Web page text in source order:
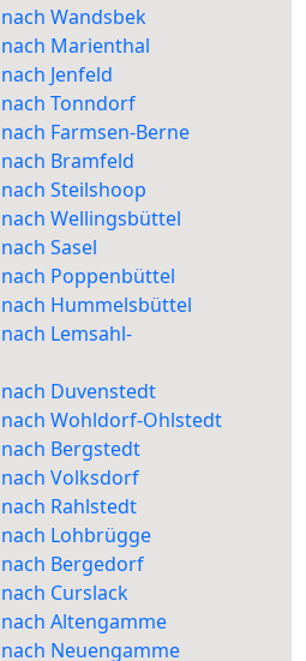
Wandsbek
Marienthal
Jenfeld
Tonndorf
Farmsen-Berne
Bramfeld
Steilshoop
Wellingsbüttel
Sasel
Poppenbüttel
Hummelsbüttel
Lemsahl-
Duvenstedt
Wohldorf-Ohlstedt
Bergstedt
Volksdorf
Rahlstedt
Lohbrügge
Bergedorf
Curslack
Altengamme
Neuengamme